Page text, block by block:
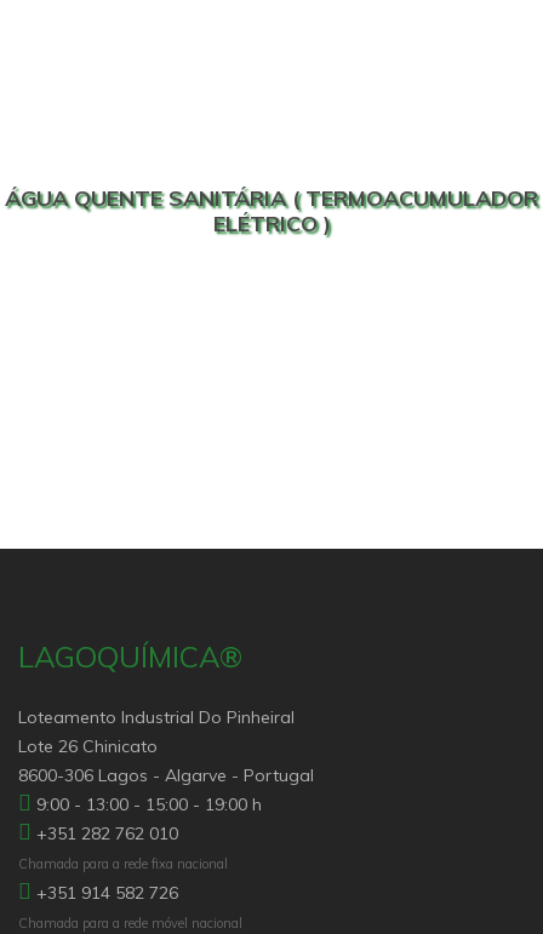
ÁGUA QUENTE SANITÁRIA ( TERMOACUMULADOR
ELÉTRICO )
LAGOQUÍMICA®
Loteamento Industrial Do Pinheiral
Lote 26 Chinicato
8600-306 Lagos - Algarve - Portugal
9:00 - 13:00 - 15:00 - 19:00 h
+351 282 762 010
Chamada para a rede fixa nacional
+351 914 582 726
Chamada para a rede móvel nacional